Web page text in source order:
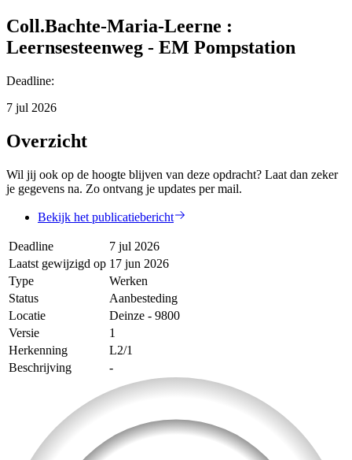
Coll.Bachte-Maria-Leerne :
Leernsesteenweg - EM Pompstation
Deadline:
7 jul 2026
Overzicht
Wil jij ook op de hoogte blijven van deze opdracht? Laat dan zeker
je gegevens na. Zo ontvang je updates per mail.
Bekijk het publicatiebericht
Deadline
7 jul 2026
Laatst gewijzigd op 17 jun 2026
Type
Werken
Status
Aanbesteding
Locatie
Deinze - 9800
Versie
1
Herkenning
L2/1
Beschrijving
-